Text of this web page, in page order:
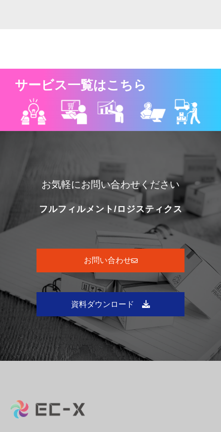
サービス一覧はこちら
お気軽にお問い合わせください
フルフィルメント/ロジスティクス
お問い合わせ
資料ダウンロード